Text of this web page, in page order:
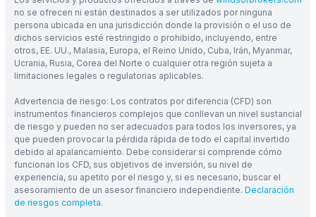
no se ofrecen ni están destinados a ser utilizados por ninguna
persona ubicada en una jurisdicción donde la provisión o el uso de
dichos servicios esté restringido o prohibido, incluyendo, entre
otros, EE. UU., Malasia, Europa, el Reino Unido, Cuba, Irán, Myanmar,
Ucrania, Rusia, Corea del Norte o cualquier otra región sujeta a
limitaciones legales o regulatorias aplicables.
Advertencia de riesgo: Los contratos por diferencia (CFD) son
instrumentos financieros complejos que conllevan un nivel sustancial
de riesgo y pueden no ser adecuados para todos los inversores, ya
que pueden provocar la pérdida rápida de todo el capital invertido
debido al apalancamiento. Debe considerar si comprende cómo
funcionan los CFD, sus objetivos de inversión, su nivel de
experiencia, su apetito por el riesgo y, si es necesario, buscar el
asesoramiento de un asesor financiero independiente. Declaración
de riesgos completa.